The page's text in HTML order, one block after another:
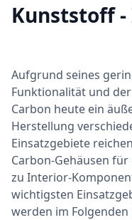
Kunststoff
Aufgrund seines
Funktionalität und
Carbon heute ein
Herstellung
Einsatzgebiete
Carbon-Gehäusen
zu Interior-
wichtigsten
werden im